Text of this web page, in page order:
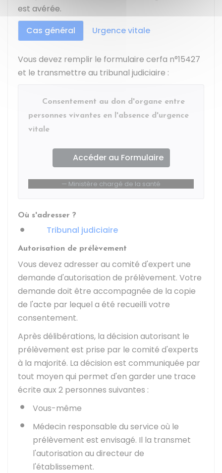
est avérée.
Cas général
Urgence vitale
Vous devez remplir le formulaire cerfa n°15427
et le transmettre au tribunal judiciaire :
Consentement au don d'organe entre
personnes vivantes en l'absence d'urgence
vitale
Accéder au Formulaire
Ministère chargé de la santé
Où s'adresser ?
Tribunal judiciaire
Autorisation de prélèvement
Vous devez adresser au comité d'expert une
demande d'autorisation de prélèvement. Votre
demande doit être accompagnée de la copie
de l'acte par lequel a été recueilli votre
consentement.
Après délibérations, la décision autorisant le
prélèvement est prise par le comité d'experts
à la majorité. La décision est communiquée par
tout moyen qui permet d'en garder une trace
écrite aux 2 personnes suivantes :
Vous-même
Médecin responsable du service où le
prélèvement est envisagé. Il la transmet
l'autorisation au directeur de
l'établissement.